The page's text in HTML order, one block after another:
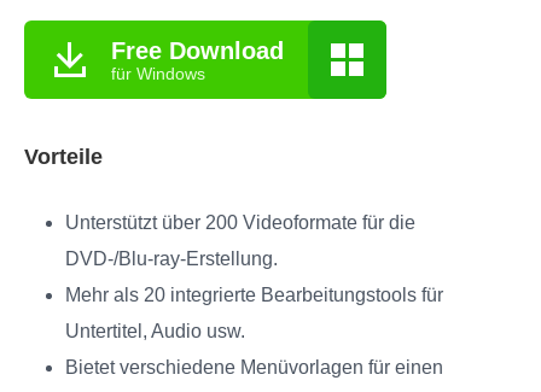
Free Download
für Windows
Vorteile
Unterstützt über 200 Videoformate für die
DVD-/Blu-ray-Erstellung.
Mehr als 20 integrierte Bearbeitungstools für
Untertitel, Audio usw.
Bietet verschiedene Menüvorlagen für einen